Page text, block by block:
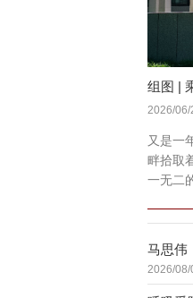
组图 |
2026/06/
又是一
畔拾取
一无二
马思伟
2026/08/